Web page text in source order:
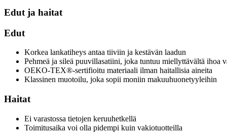
Edut ja haitat
Edut
Korkea lankatiheys antaa tiiviin ja kestävän laadun
Pehmeä ja sileä puuvillasatiini, joka tuntuu miellyttävältä ihoa
OEKO-TEX®-sertifioitu materiaali ilman haitallisia aineita
Klassinen muotoilu, joka sopii moniin makuuhuonetyyleihin
Haitat
Ei varastossa tietojen keruuhetkellä
Toimitusaika voi olla pidempi kuin vakiotuotteilla